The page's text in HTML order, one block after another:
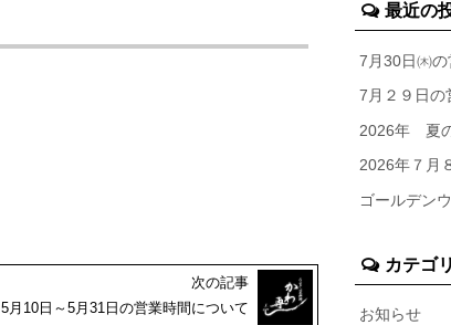
次の記事
5月10日～5月31日の営業時間について
最近の
7月30日㈭の
7月２９日の
2026年 夏
2026年７月
ゴールデン
カテゴ
お知らせ